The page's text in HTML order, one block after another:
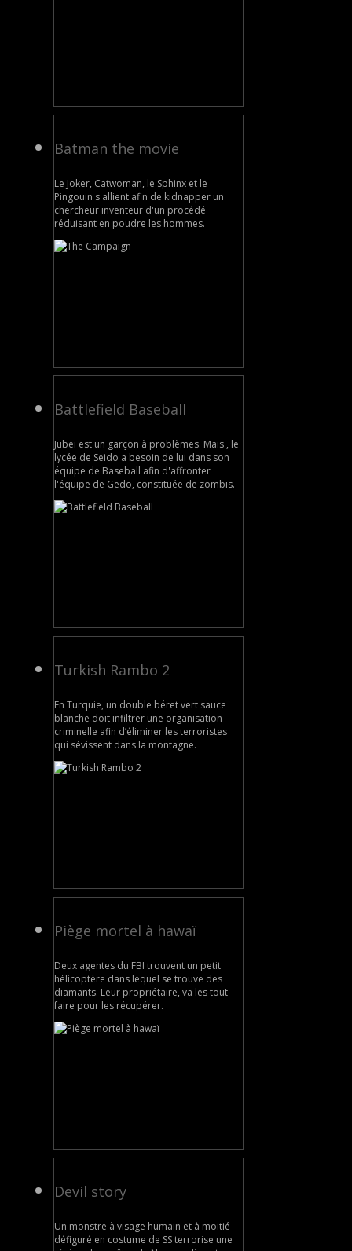
Batman the movie
Le Joker, Catwoman, le Sphinx et le
Pingouin s'allient afin de kidnapper un
chercheur inventeur d'un procédé
réduisant en poudre les hommes.
Battlefield Baseball
Jubei est un garçon à problèmes. Mais , le
lycée de Seido a besoin de lui dans son
équipe de Baseball afin d'affronter
l'équipe de Gedo, constituée de zombis.
Turkish Rambo 2
En Turquie, un double béret vert sauce
blanche doit infiltrer une organisation
criminelle afin d’éliminer les terroristes
qui sévissent dans la montagne.
Piège mortel à hawaï
Deux agentes du FBI trouvent un petit
hélicoptère dans lequel se trouve des
diamants. Leur propriétaire, va les tout
faire pour les récupérer.
Devil story
Un monstre à visage humain et à moitié
défiguré en costume de SS terrorise une